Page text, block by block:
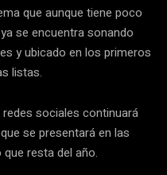
que aunque tiene poco
se encuentra sonando
y ubicado en los primeros
listas.
sociales continuará
se presentará en las
resta del año.